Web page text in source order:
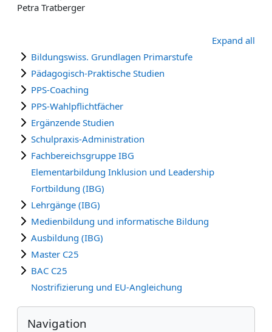
Petra Tratberger
Expand all
Bildungswiss. Grundlagen Primarstufe
Pädagogisch-Praktische Studien
PPS-Coaching
PPS-Wahlpflichtfächer
Ergänzende Studien
Schulpraxis-Administration
Fachbereichsgruppe IBG
Elementarbildung Inklusion und Leadership
Fortbildung (IBG)
Lehrgänge (IBG)
Medienbildung und informatische Bildung
Ausbildung (IBG)
Master C25
BAC C25
Nostrifizierung und EU-Angleichung
Blocks
Skip Navigation
Navigation